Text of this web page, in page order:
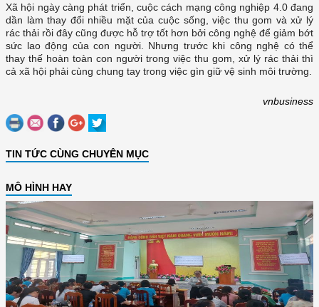
Xã hội ngày càng phát triển, cuộc cách mạng công nghiệp 4.0 đang
dần làm thay đổi nhiều mặt của cuộc sống, việc thu gom và xử lý
rác thải rồi đây cũng được hỗ trợ tốt hơn bởi công nghệ để giảm bớt
sức lao động của con người. Nhưng trước khi công nghệ có thể
thay thế hoàn toàn con người trong việc thu gom, xử lý rác thải thì
cả xã hội phải cùng chung tay trong việc gìn giữ vệ sinh môi trường.
vnbusiness
TIN TỨC CÙNG CHUYÊN MỤC
MÔ HÌNH HAY